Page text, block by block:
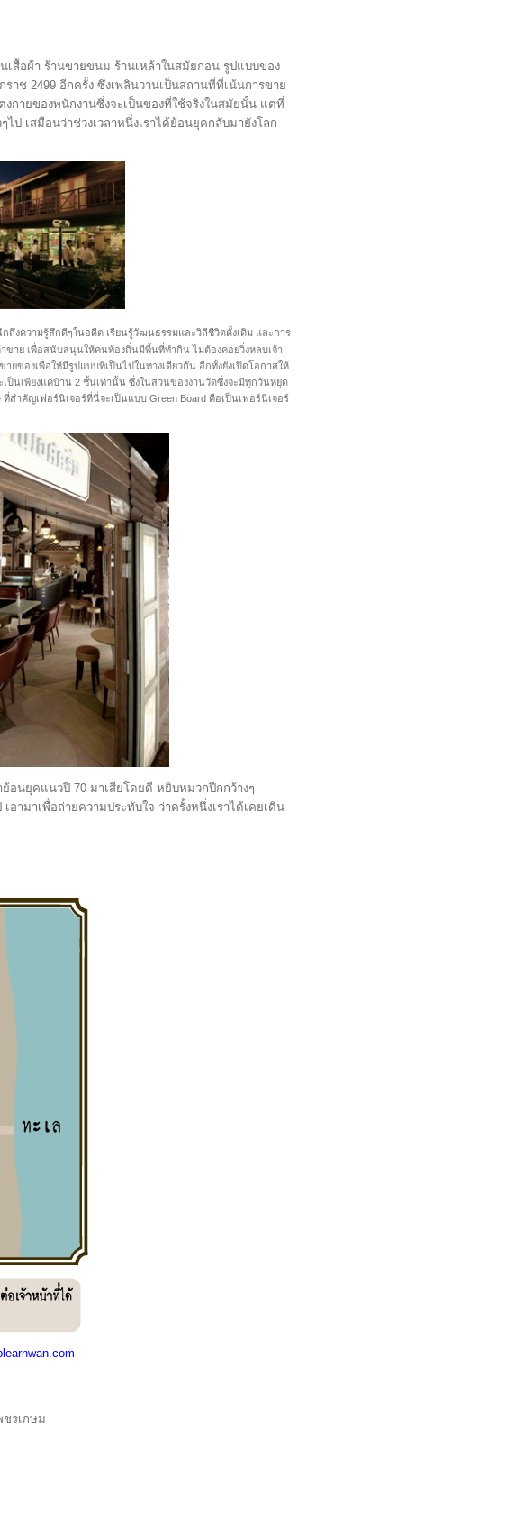
อผ้า ร้านขายขนม ร้านเหล้าในสมัยก่อน รูปแบบของ
ช 2499 อีกครั้ง ซึ่งเพลินวานเป็นสถานที่ที่เน้นการขาย
กายของพนักงานซึ่งจะเป็นของที่ใช้จริงในสมัยนั้น แต่ที่
เสมือนว่าช่วงเวลาหนึ่งเราได้ย้อนยุคกลับมายังโลก
ถึงความรู้สึกดีๆในอดีต เรียนรู้วัฒนธรรมและวิถีชีวิตดั้งเดิม และการ
ขาย เพื่อสนับสนุนให้คนท้องถิ่นมีพื้นที่ทำกิน ไม่ต้องคอยวิ่งหลบเจ้า
ของเพื่อให้มีรูปแบบที่เป็นไปในทางเดียวกัน อีกทั้งยังเปิดโอกาสให้
ป็นเพียงแค่บ้าน 2 ชั้นเท่านั้น ซึ่งในส่วนของงานวัดซึ่งจะมีทุกวันหยุด
สำคัญเฟอร์นิเจอร์ที่นี่จะเป็นแบบ Green Board คือเป็นเฟอร์นิเจอร์
อนยุคแนวปี 70 มาเสียโดยดี หยิบหมวกปีกกว้างๆ
ามาเพื่อถ่ายความประทับใจ ว่าครั้งหนึ่งเราได้เคยเดิน
ชรเกษม